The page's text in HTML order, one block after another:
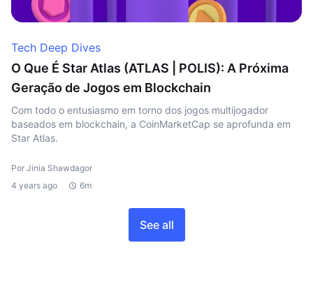
Tech Deep Dives
O Que É Star Atlas (ATLAS | POLIS): A Próxima
Geração de Jogos em Blockchain
Com todo o entusiasmo em torno dos jogos multijogador
baseados em blockchain, a CoinMarketCap se aprofunda em
Star Atlas.
Por Jinia Shawdagor
4 years ago
6m
See all